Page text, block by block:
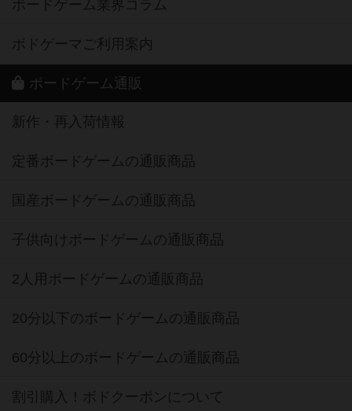
ボードゲーム業界コラム
ボドゲーマご利用案内
ボードゲーム通販
新作・再入荷情報
定番ボードゲームの通販商品
国産ボードゲームの通販商品
子供向けボードゲームの通販商品
2人用ボードゲームの通販商品
20分以下のボードゲームの通販商品
60分以上のボードゲームの通販商品
割引購入！ボドクーポンについて